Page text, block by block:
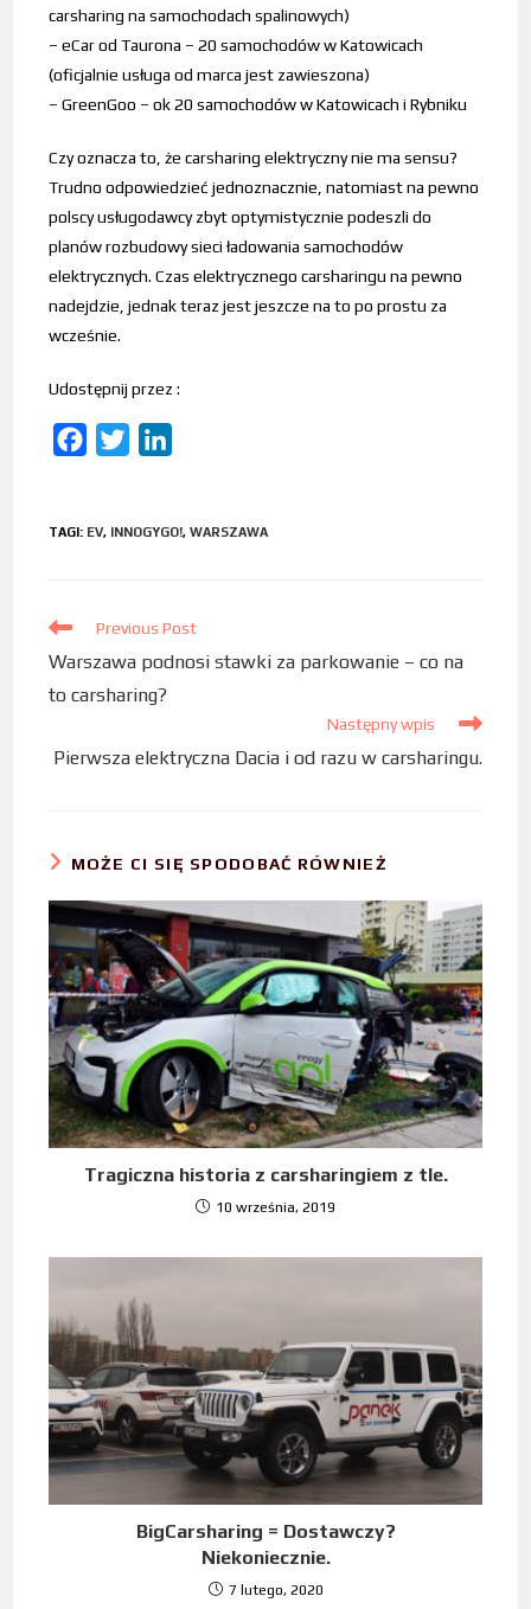
carsharing na samochodach spalinowych)
– eCar od Taurona – 20 samochodów w Katowicach
(oficjalnie usługa od marca jest zawieszona)
– GreenGoo – ok 20 samochodów w Katowicach i Rybniku
Czy oznacza to, że carsharing elektryczny nie ma sensu?
Trudno odpowiedzieć jednoznacznie, natomiast na pewno
polscy usługodawcy zbyt optymistycznie podeszli do
planów rozbudowy sieci ładowania samochodów
elektrycznych. Czas elektrycznego carsharingu na pewno
nadejdzie, jednak teraz jest jeszcze na to po prostu za
wcześnie.
Udostępnij przez :
e
o
k
t
r
k
I
n
TAGI: EV, INNOGYGO!, WARSZAWA
Previous Post
Warszawa podnosi stawki za parkowanie – co na
to carsharing?
Następny wpis
Pierwsza elektryczna Dacia i od razu w carsharingu.
MOŻE CI SIĘ SPODOBAĆ RÓWNIEŻ
Tragiczna historia z carsharingiem z tle.
10 września, 2019
BigCarsharing = Dostawczy?
Niekoniecznie.
7 lutego, 2020